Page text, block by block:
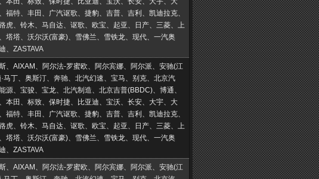
福特、丰田、广汽讴歌、捷豹、吉普、吉利、凯迪拉克、
虎、铃木、马自达、讴歌、欧宝、起亚、日产、三菱、上
塔塔、沃尔沃(富豪)、雪佛兰、雪铁龙、现代、一汽奥
、ZASTAVA
、AIXAM、阿尔法-罗蜜欧、阿尔宾娜、阿尔派、安驰(江
马丁、奥斯汀、奔驰、北汽幻速、宝马、别克、北京汽
源、宝骏、宝龙、北汽制造、北京吉普(BBDC)、博通、
本田、标致、保时捷、比亚迪、宝沃、长安、大宇、大
福特、丰田、广汽讴歌、捷豹、吉普、吉利、凯迪拉克、
虎、铃木、马自达、讴歌、欧宝、起亚、日产、三菱、上
塔塔、沃尔沃(富豪)、雪佛兰、雪铁龙、现代、一汽奥
、ZASTAVA
、AIXAM、阿尔法-罗蜜欧、阿尔宾娜、阿尔派、安驰(江